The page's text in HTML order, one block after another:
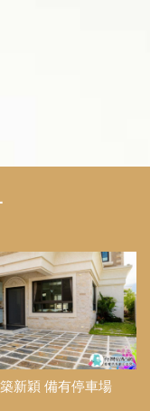
新穎 備有停車場